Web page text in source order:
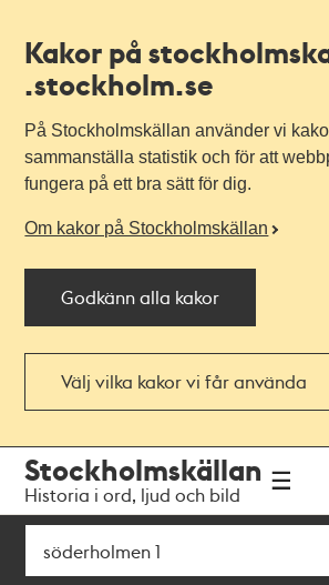
Kakor på
.stockholm.se
På Stockholmskällan använder vi
sammanställa statistik och för att
fungera på ett bra sätt för dig.
Om kakor på Stockholmskällan
Godkänn alla kakor
Välj vilka kakor vi får använda
navigationen
huvudinnehållet
Stockholmskällan
Historia i ord, ljud och bild
Sök